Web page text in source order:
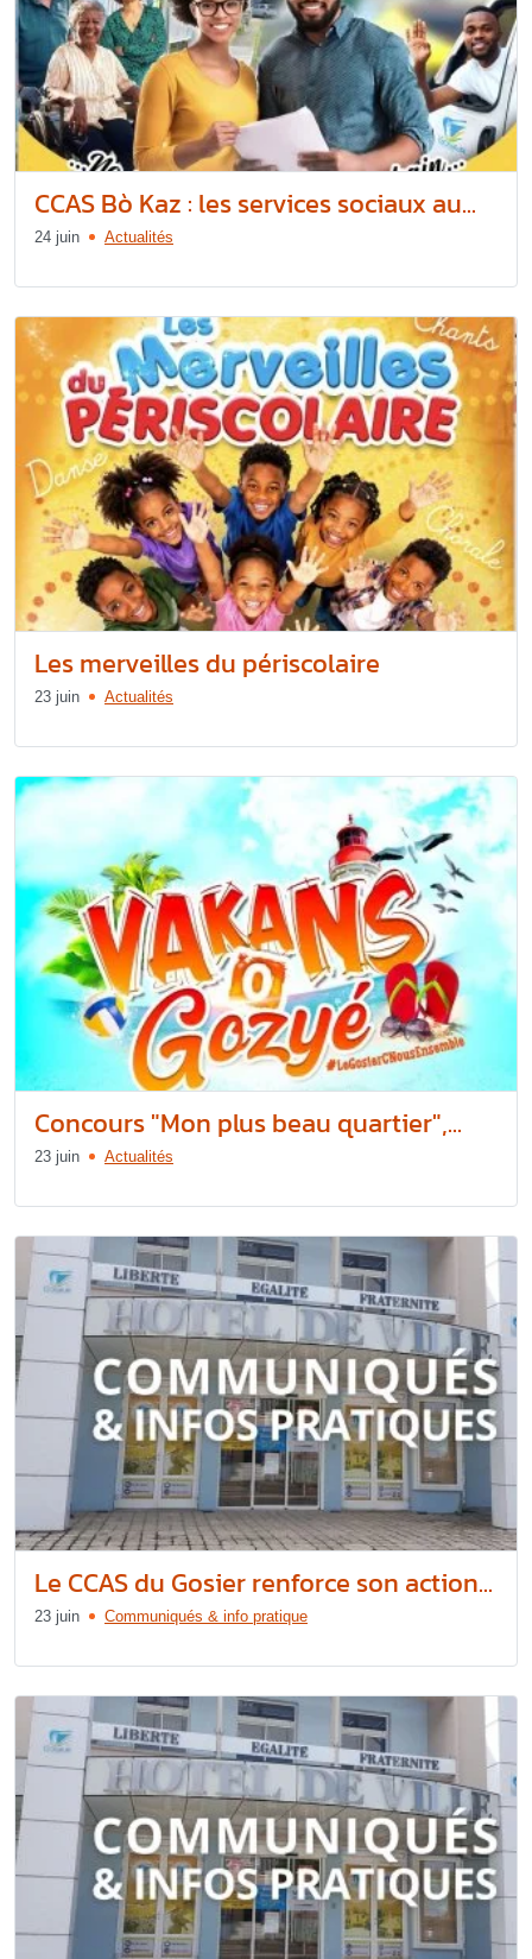
CCAS Bò Kaz : les services sociaux au...
24 juin Actualités
Les merveilles du périscolaire
23 juin Actualités
Concours "Mon plus beau quartier",...
23 juin Actualités
Le CCAS du Gosier renforce son action...
23 juin Communiqués & info pratique